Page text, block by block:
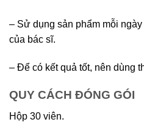
– Sử dụng sản phẩm mỗi
của bác sĩ.
– Để có kết quả tốt, nên dùng
QUY CÁCH ĐÓNG GÓI
Hộp 30 viên.